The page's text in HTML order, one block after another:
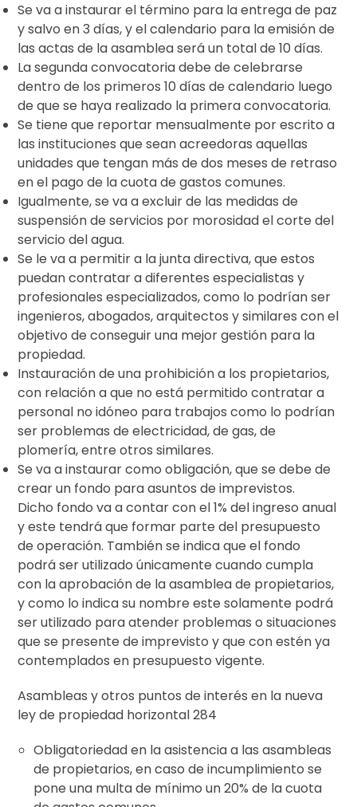
Se va a instaurar el término para la entrega de paz
y salvo en 3 días, y el calendario para la emisión de
las actas de la asamblea será un total de 10 días.
La segunda convocatoria debe de celebrarse
dentro de los primeros 10 días de calendario luego
de que se haya realizado la primera convocatoria.
Se tiene que reportar mensualmente por escrito a
las instituciones que sean acreedoras aquellas
unidades que tengan más de dos meses de retraso
en el pago de la cuota de gastos comunes.
Igualmente, se va a excluir de las medidas de
suspensión de servicios por morosidad el corte del
servicio del agua.
Se le va a permitir a la junta directiva, que estos
puedan contratar a diferentes especialistas y
profesionales especializados, como lo podrían ser
ingenieros, abogados, arquitectos y similares con el
objetivo de conseguir una mejor gestión para la
propiedad.
Instauración de una prohibición a los propietarios,
con relación a que no está permitido contratar a
personal no idóneo para trabajos como lo podrían
ser problemas de electricidad, de gas, de
plomería, entre otros similares.
Se va a instaurar como obligación, que se debe de
crear un fondo para asuntos de imprevistos.
Dicho fondo va a contar con el 1% del ingreso anual
y este tendrá que formar parte del presupuesto
de operación. También se indica que el fondo
podrá ser utilizado únicamente cuando cumpla
con la aprobación de la asamblea de propietarios,
y como lo indica su nombre este solamente podrá
ser utilizado para atender problemas o situaciones
que se presente de imprevisto y que con estén ya
contemplados en presupuesto vigente.
Asambleas y otros puntos de interés en la nueva
ley de propiedad horizontal 284
Obligatoriedad en la asistencia a las asambleas
de propietarios, en caso de incumplimiento se
pone una multa de mínimo un 20% de la cuota